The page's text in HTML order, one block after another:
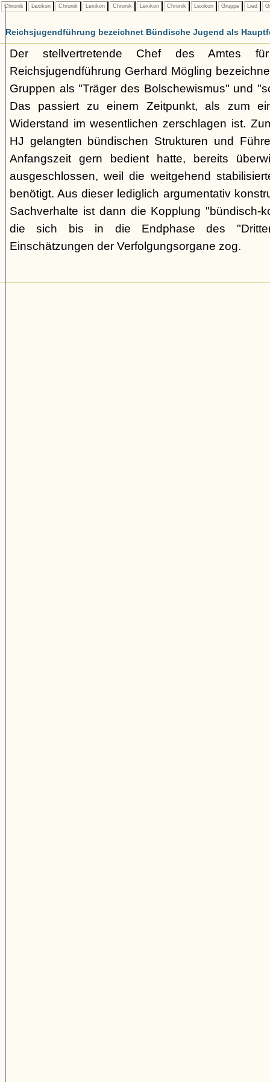
Chronik Lexikon Chronik Lexikon Chronik Lexikon Chronik Lexikon Gruppe Lied
Reichsjugendführung bezeichnet Bündische Jugend als
Der stellvertretende Chef des Amtes
Reichsjugendführung Gerhard Mögling
Gruppen als "Träger des Bolschewismus" und
Das passiert zu einem Zeitpunkt, als zum
Widerstand im wesentlichen zerschlagen ist.
HJ gelangten bündischen Strukturen und
Anfangszeit gern bedient hatte, bereits
ausgeschlossen, weil die weitgehend
benötigt. Aus dieser lediglich argumentativ
Sachverhalte ist dann die Kopplung "bündisch-
die sich bis in die Endphase des
Einschätzungen der Verfolgungsorgane zog.